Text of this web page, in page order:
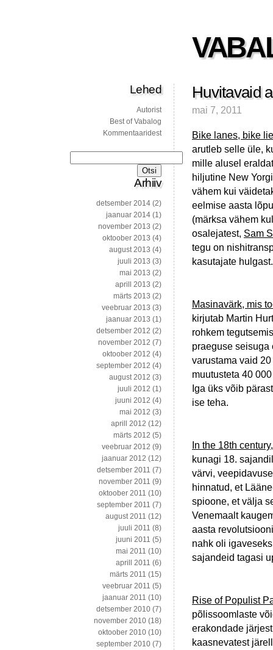
Huvitavaid
mai 7, 2011
Bike lanes, bike
arutleb selle üle,
mille alusel
hiljutine New
vähem kui
eelmise aasta
(märksa vähem
osalejatest, Sam
tegu on
kasutajate hulgast.
Masinavärk, mis
kirjutab Martin
rohkem
praeguse seisuga
varustama vaid
muutusteta 40
Iga üks võib
ise teha.
In the 18th
kunagi 18.
värvi,
hinnatud, et
spioone, et välja
Venemaalt
aasta
nahk oli
sajandeid tagasi
Rise of Populist
põlissoomlaste
erakondade
kaasnevatest
Lehed
Autorist
Best of Vabalog
Kommentaaridest
Arhiiv
detsember 2014 (2)
jaanuar 2014 (1)
november 2013 (2)
oktoober 2013 (4)
august 2013 (4)
juuli 2013 (3)
mai 2013 (2)
aprill 2013 (2)
märts 2013 (2)
veebruar 2013 (3)
jaanuar 2013 (1)
detsember 2012 (2)
november 2012 (7)
oktoober 2012 (4)
september 2012 (4)
august 2012 (3)
juuli 2012 (1)
juuni 2012 (4)
mai 2012 (3)
aprill 2012 (12)
märts 2012 (5)
veebruar 2012 (9)
jaanuar 2012 (12)
detsember 2011 (7)
november 2011 (9)
oktoober 2011 (10)
september 2011 (7)
august 2011 (12)
juuli 2011 (8)
juuni 2011 (5)
mai 2011 (10)
aprill 2011 (6)
märts 2011 (15)
veebruar 2011 (5)
jaanuar 2011 (10)
detsember 2010 (7)
november 2010 (18)
oktoober 2010 (10)
september 2010 (7)